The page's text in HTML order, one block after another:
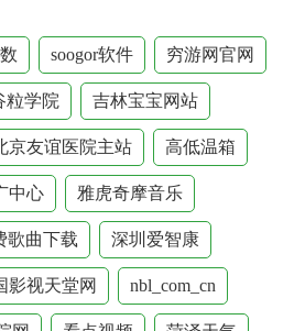
soogor软件 穷游网官网
粒学院 吉林宝宝网站
京友谊医院主站 高低温箱
中心 雅虎奇摩音乐
歌曲下载 深圳爱智康
影视天堂网 nbl_com_cn